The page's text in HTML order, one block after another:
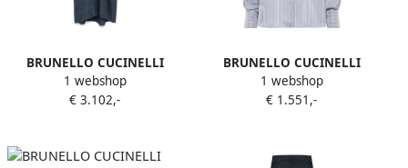
BRUNELLO CUCINELLI
Blauwe Jurken voor
Vrouwen Blue Dames
1 webshop
€ 3.102,-
BRUNELLO CUCINELLI
Elegante Overhemden
Collectie Blue Dames
1 webshop
€ 1.551,-